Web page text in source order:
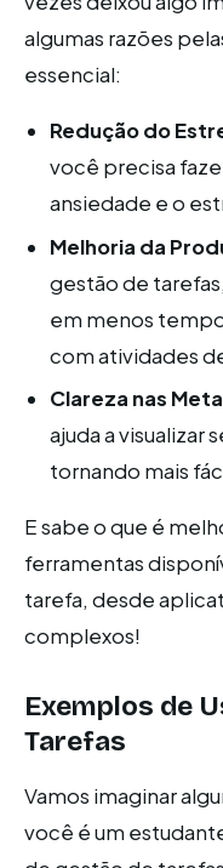
algumas razões
essencial:
Redução do
você precisa
ansiedade e o
Melhoria da
gestão de
em menos
com atividades
Clareza nas
ajuda a visualizar
tornando mais
E sabe o que é
ferramentas
tarefa, desde
complexos!
Exemplos de
Tarefas
Vamos imaginar
você é um